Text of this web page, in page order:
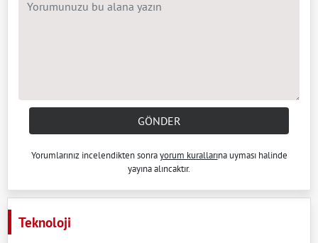
GÖNDER
Yorumlarınız incelendikten sonrayorum kurallarına uyması halinde
yayına alıncaktır.
Teknoloji